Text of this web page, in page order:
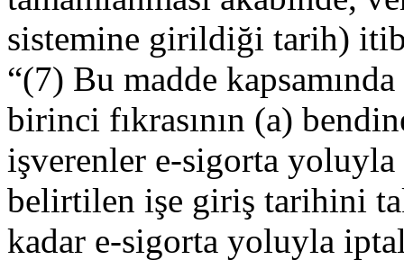
sistemine girildiği tarih)
“(7) Bu madde
birinci fıkrasının (a)
işverenler e-sigorta
belirtilen işe giriş tarihini
kadar e-sigorta yoluyla